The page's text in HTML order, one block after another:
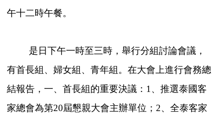
午十二時午餐。
是日下午一時至三時，舉行分組討論會議，
有首長組、婦女組、青年組。在大會上進行會務總
結報告，一、首長組的重要決議：1、推選泰國客
家總會為第20屆懇親大會主辦單位；2、全泰客家